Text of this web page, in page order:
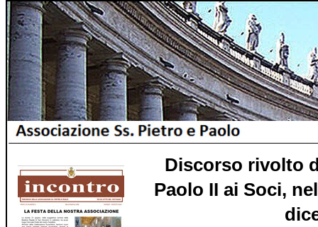
Discorso rivolto
Paolo II ai Soci,